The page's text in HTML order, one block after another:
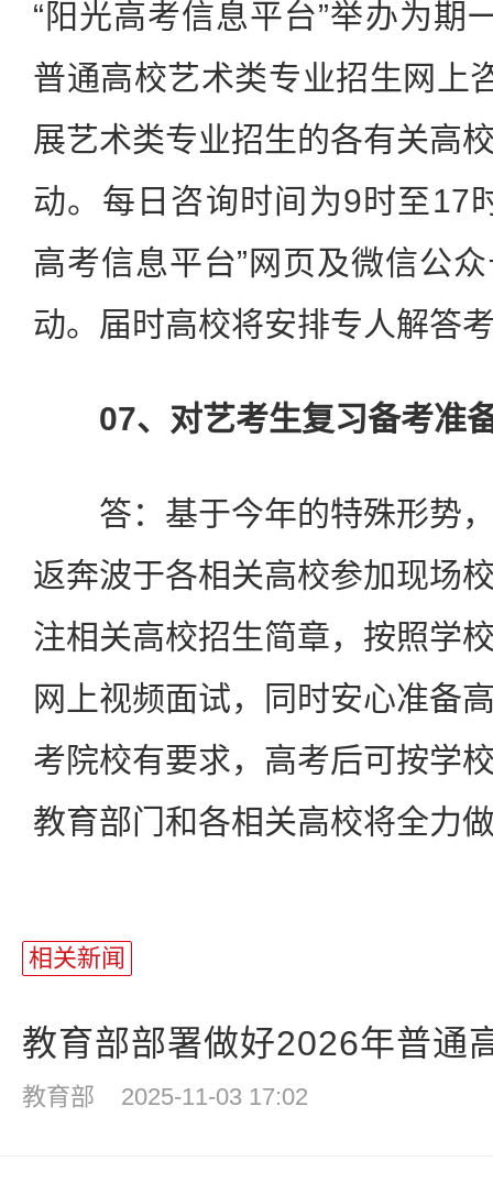
“阳光高考信息平台”举办为期
普通高校艺术类专业招生网上
展艺术类专业招生的各有关高
动。每日咨询时间为9时至17
高考信息平台”网页及微信公
动。届时高校将安排专人解答
07、对艺考生复习备考准
答：基于今年的特殊形势，
返奔波于各相关高校参加现场
注相关高校招生简章，按照学
网上视频面试，同时安心准备
考院校有要求，高考后可按学
教育部门和各相关高校将全力
相关新闻
教育部部署做好2026年普通
教育部 2025-11-03 17:02